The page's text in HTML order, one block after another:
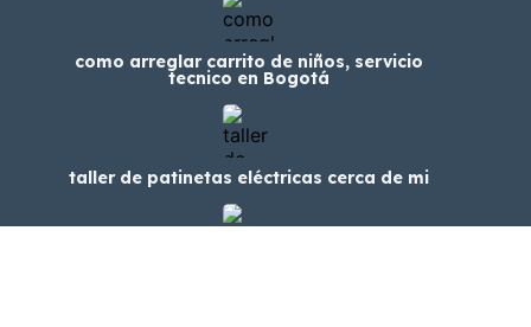
como arreglar carrito de niños, servicio
tecnico en Bogotá
taller de patinetas eléctricas cerca de mi